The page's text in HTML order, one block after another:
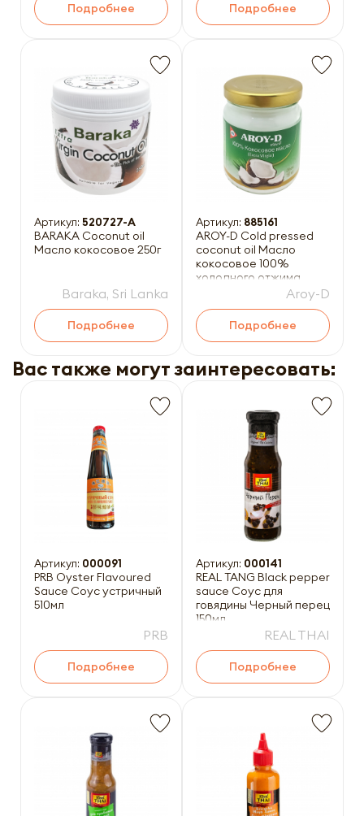
Подробнее Подробнее
Артикул: 520727-A
BARAKA Coconut oil
Масло кокосовое 250г
Baraka, Sri Lanka
Подробнее
Артикул: 885161
AROY-D Cold pressed
coconut oil Масло
кокосовое 100%
холодного отжима
Aroy-D
Подробнее
Вас также могут заинтересовать:
Артикул: 000091
PRB Oyster Flavoured
Sauce Соус устричный
510мл
PRB
Подробнее
Артикул: 000141
REAL TANG Black pepper
sauce Соус для
говядины Черный перец
150мл
REAL THAI
Подробнее